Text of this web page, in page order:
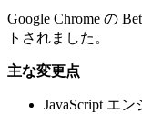
Google Chrome の
トされました。
主な変更点
JavaScript エ